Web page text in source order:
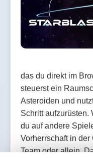
das du direkt im
steuerst ein
Asteroiden und
Schritt aufzurüsten.
du auf andere
Vorherrschaft in
Team oder allein.